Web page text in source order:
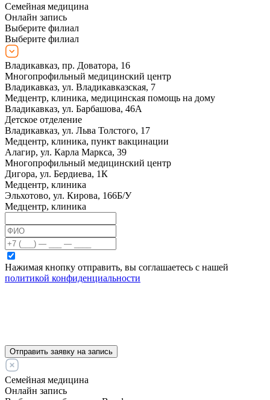
Семейная медицина
Онлайн запись
Выберите филиал
Выберите филиал
Владикавказ, пр. Доватора, 16
Многопрофильный медицинский центр
Владикавказ, ул. Владикавказская, 7
Медцентр, клиника, медицинская помощь на дому
Владикавказ, ул. Барбашова, 46А
Детское отделение
Владикавказ, ул. Льва Толстого, 17
Медцентр, клиника, пункт вакцинации
Алагир, ул. Карла Маркса, 39
Многопрофильный медицинский центр
Дигора, ул. Бердиева, 1К
Медцентр, клиника
Эльхотово, ул. Кирова, 166Б/У
Медцентр, клиника
Нажимая кнопку отправить, вы соглашаетесь с нашей
политикой конфиденциальности
Отправить заявку на запись
Семейная медицина
Онлайн запись